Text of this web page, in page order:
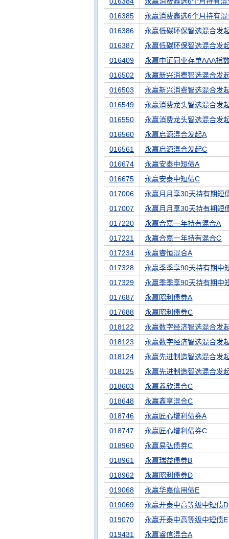
016385
永赢消费鑫选6个月持有
016386
永赢低碳环保智选混合发
016387
永赢低碳环保智选混合发
016409
永赢中证同业存单AAA指
016502
永赢新兴消费智选混合发
016503
永赢新兴消费智选混合发
016549
永赢消费龙头智选混合发
016550
永赢消费龙头智选混合发
016560
永赢启源混合发起A
016561
永赢启源混合发起C
016674
永赢安泰中短债A
016675
永赢安泰中短债C
017006
永赢月月享30天持有期短
017007
永赢月月享30天持有期短
017220
永赢合嘉一年持有混合A
017221
永赢合嘉一年持有混合C
017234
永赢睿恒混合A
017328
永赢季季享90天持有期中
017329
永赢季季享90天持有期中
017687
永赢昭利债券A
017688
永赢昭利债券C
018122
永赢数字经济智选混合发
018123
永赢数字经济智选混合发
018124
永赢先进制造智选混合发
018125
永赢先进制造智选混合发
018603
永赢鑫欣混合C
018648
永赢鑫享混合C
018746
永赢匠心增利债券A
018747
永赢匠心增利债券C
018960
永赢易弘债券C
018961
永赢瑞益债券B
018962
永赢昭利债券D
019068
永赢华嘉信用债E
019069
永赢开泰中高等级中短债D
019070
永赢开泰中高等级中短债E
019431
永赢睿信混合A